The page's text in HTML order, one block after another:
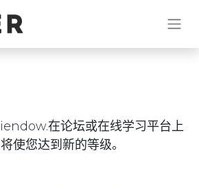
在论坛或在线学习平台上
使您达到新的等级。